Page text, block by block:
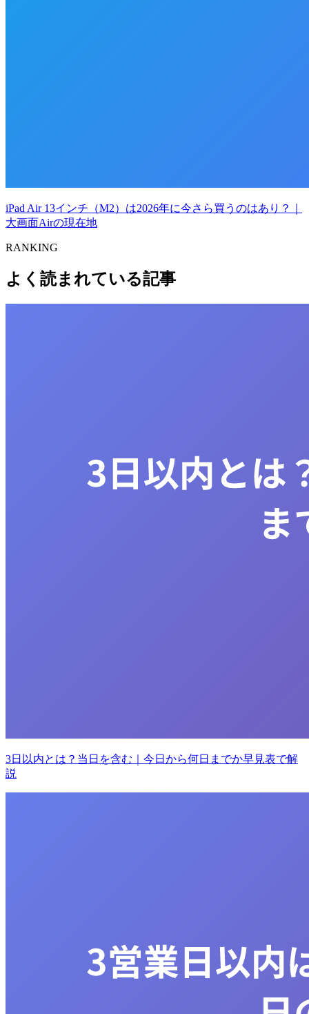
iPad Air 13インチ（M2）は2026年に今さら買うのはあり？｜
大画面Airの現在地
RANKING
よく読まれている記事
3日以内とは？当日を含む｜今日から何日までか早見表で解
説